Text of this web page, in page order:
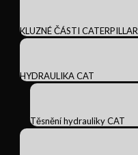
KLUZNÉ ČÁSTI CATERPILLAR
HYDRAULIKA CAT
Těsnění hydrauliky CAT